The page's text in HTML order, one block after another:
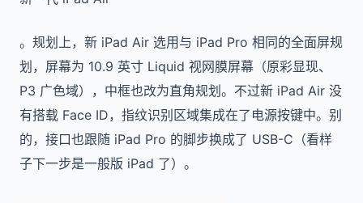
。规划上，新 iPad Air 选用与 iPad Pro 相同的全面屏规
划，屏幕为 10.9 英寸 Liquid 视网膜屏幕（原彩显现、
P3 广色域），中框也改为直角规划。不过新 iPad Air 没
有搭载 Face ID，指纹识别区域集成在了电源按键中。别
的，接口也跟随 iPad Pro 的脚步换成了 USB-C（看样
子下一步是一般版 iPad 了）。